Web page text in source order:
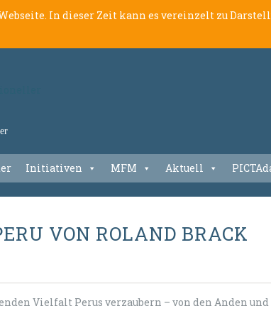
In dieser Zeit kann es vereinzelt zu
Initiativen MFM Aktuell
VON ROLAND BRACK
Vielfalt Perus verzaubern – von den Anden und